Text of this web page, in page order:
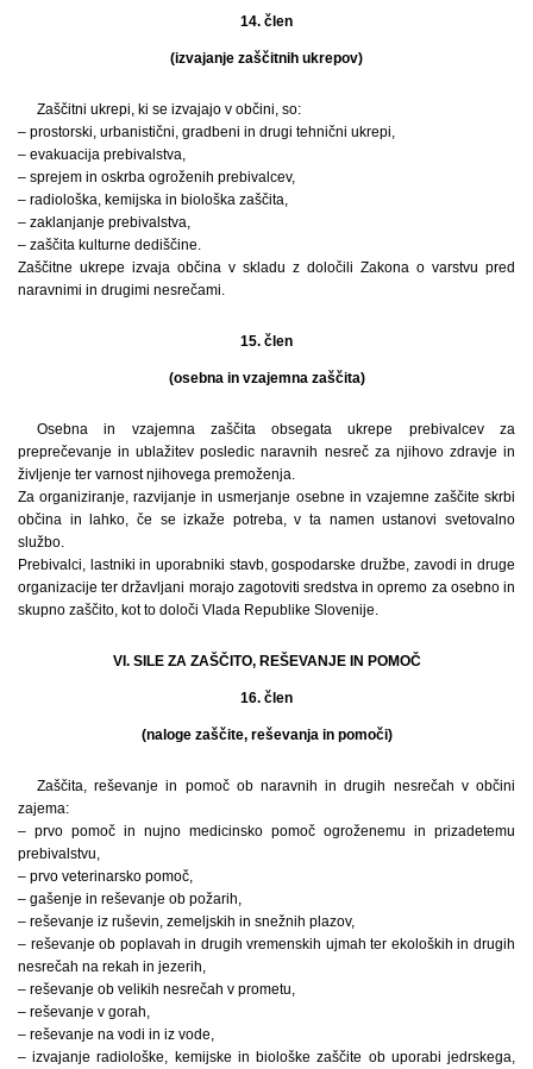
14. člen
(izvajanje zaščitnih ukrepov)
Zaščitni ukrepi, ki se izvajajo v občini, so:
– prostorski, urbanistični, gradbeni in drugi tehnični ukrepi,
– evakuacija prebivalstva,
– sprejem in oskrba ogroženih prebivalcev,
– radiološka, kemijska in biološka zaščita,
– zaklanjanje prebivalstva,
– zaščita kulturne dediščine.
Zaščitne ukrepe izvaja občina v skladu z določili Zakona o varstvu pred
naravnimi in drugimi nesrečami.
15. člen
(osebna in vzajemna zaščita)
Osebna in vzajemna zaščita obsegata ukrepe prebivalcev za
preprečevanje in ublažitev posledic naravnih nesreč za njihovo zdravje in
življenje ter varnost njihovega premoženja.
Za organiziranje, razvijanje in usmerjanje osebne in vzajemne zaščite skrbi
občina in lahko, če se izkaže potreba, v ta namen ustanovi svetovalno
službo.
Prebivalci, lastniki in uporabniki stavb, gospodarske družbe, zavodi in druge
organizacije ter državljani morajo zagotoviti sredstva in opremo za osebno in
skupno zaščito, kot to določi Vlada Republike Slovenije.
VI. SILE ZA ZAŠČITO, REŠEVANJE IN POMOČ
16. člen
(naloge zaščite, reševanja in pomoči)
Zaščita, reševanje in pomoč ob naravnih in drugih nesrečah v občini
zajema:
– prvo pomoč in nujno medicinsko pomoč ogroženemu in prizadetemu
prebivalstvu,
– prvo veterinarsko pomoč,
– gašenje in reševanje ob požarih,
– reševanje iz ruševin, zemeljskih in snežnih plazov,
– reševanje ob poplavah in drugih vremenskih ujmah ter ekoloških in drugih
nesrečah na rekah in jezerih,
– reševanje ob velikih nesrečah v prometu,
– reševanje v gorah,
– reševanje na vodi in iz vode,
– izvajanje radiološke, kemijske in biološke zaščite ob uporabi jedrskega,